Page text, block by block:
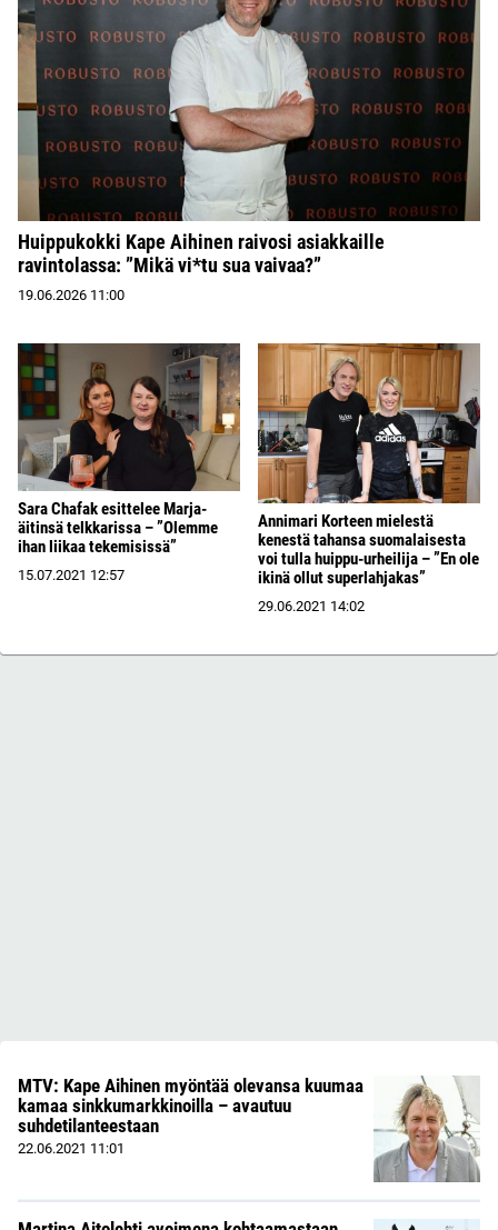
Huippukokki Kape Aihinen raivosi asiakkaille
ravintolassa: ”Mikä vi*tu sua vaivaa?”
19.06.2026 11:00
Sara Chafak esittelee Marja-
äitinsä telkkarissa – ”Olemme
ihan liikaa tekemisissä”
15.07.2021 12:57
Annimari Korteen mielestä
kenestä tahansa suomalaisesta
voi tulla huippu-urheilija – ”En ole
ikinä ollut superlahjakas”
29.06.2021 14:02
MTV: Kape Aihinen myöntää olevansa kuumaa
kamaa sinkkumarkkinoilla – avautuu
suhdetilanteestaan
22.06.2021 11:01